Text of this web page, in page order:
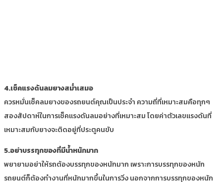
4.เช็คแรงดันลมยางสม่ำเสมอ
ควรหมั่นเช็คลมยางของรถยนต์คุณเป็นประจำ ความถี่ที่เหมาะสมคือทุกๆ
สองสัปดาห์ในการเช็คแรงดันลมอย่างที่เหมาะสม โดยค่าตัวเลขแรงดันที่
เหมาะสมกับยางจะติดอยู่ที่ประตูคนขับ
5.อย่าบรรทุกของที่มีน้ำหนักมาก
พยายามอย่าให้รถต้องบรรทุกของหนักมาก เพราะการบรรทุกของหนัก
รถยนต์ก็ต้องทำงานที่หนักมากขึ้นในการวิ่ง นอกจากการบรรทุกของหนัก